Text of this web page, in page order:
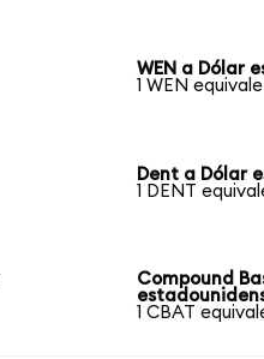
WEN a Dólar
1 WEN
Dent a Dólar
1 DENT
Compound
1 CBAT